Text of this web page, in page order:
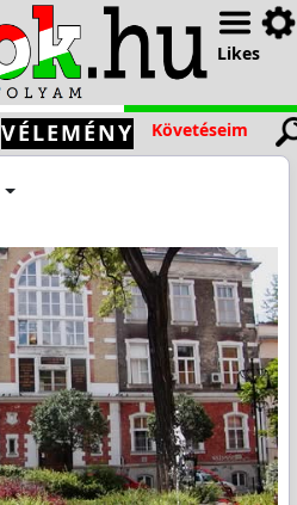
Likes
VÉLEMÉNY Követéseim